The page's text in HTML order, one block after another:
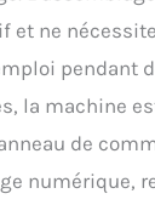
et ne
pendant
la machine
de
numérique,